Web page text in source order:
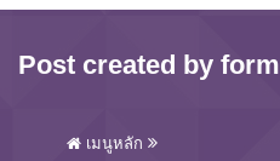
Post created by form
เมนูหลัก